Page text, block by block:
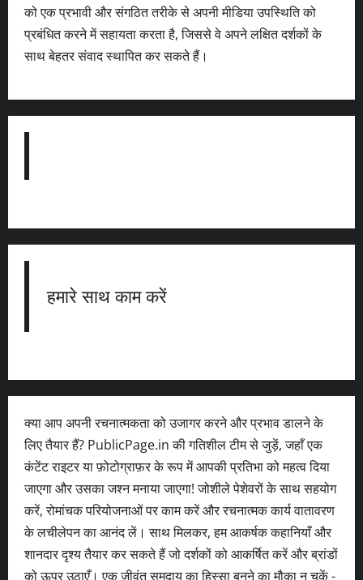
को एक प्रभावी और संगठित तरीके से अपनी मीडिया उपस्थिति को
प्रबंधित करने में सहायता करता है, जिससे वे अपने लक्षित दर्शकों के
साथ बेहतर संवाद स्थापित कर सकते हैं।
हमारे साथ काम करें
क्या आप अपनी रचनात्मकता को उजागर करने और प्रभाव डालने के
लिए तैयार हैं? PublicPage.in की गतिशील टीम से जुड़ें, जहाँ एक
कंटेंट राइटर या फ़ोटोग्राफ़र के रूप में आपकी प्रतिभा को महत्व दिया
जाएगा और उसका जश्न मनाया जाएगा! जोशीले पेशेवरों के साथ सहयोग
करें, रोमांचक परियोजनाओं पर काम करें और रचनात्मक कार्य वातावरण
के लचीलेपन का आनंद लें। साथ मिलकर, हम आकर्षक कहानियाँ और
शानदार दृश्य तैयार कर सकते हैं जो दर्शकों को आकर्षित करें और ब्रांडों
को ऊपर उठाएँ। एक जीवंत समुदाय का हिस्सा बनने का मौका न चूकें -